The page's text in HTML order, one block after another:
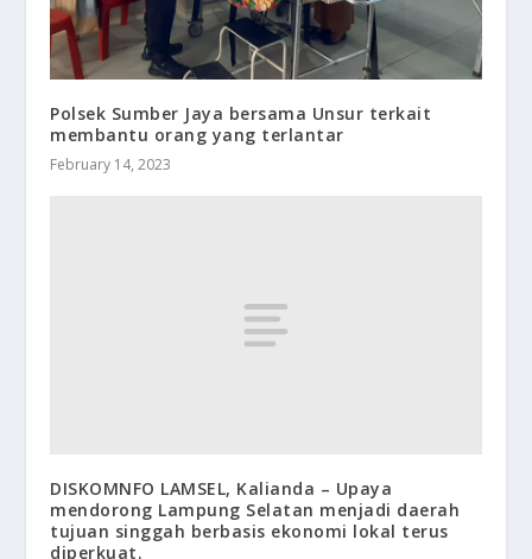
Polsek Sumber Jaya bersama Unsur terkait
membantu orang yang terlantar
February 14, 2023
DISKOMNFO LAMSEL, Kalianda – Upaya
mendorong Lampung Selatan menjadi daerah
tujuan singgah berbasis ekonomi lokal terus
diperkuat.